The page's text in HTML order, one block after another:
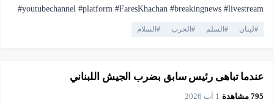
#youtubechannel #platform #FaresKhachan #breakingnews #livestream
#pressfreedom #facts #currentaffairs #trending #lebanonnews
#لبنان # السلم # الحرب # السلام
عندما تباهى رئيس سابق بضرب الجيش اللبناني
795 مشاهدة·1 آب 2026